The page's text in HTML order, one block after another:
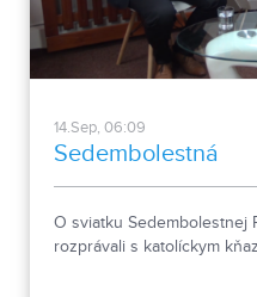
14.Sep, 06:09
Sedembolestná
O sviatku Sedembolestnej
rozprávali s katolíckym